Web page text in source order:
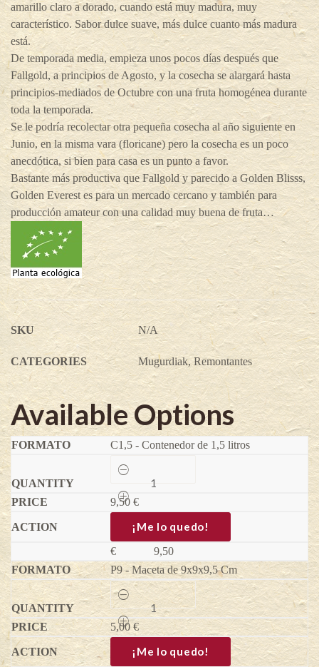
amarillo claro a dorado, cuando está muy madura, muy
característico. Sabor dulce suave, más dulce cuanto más madura
está.
De temporada media, empieza unos pocos días después que
Fallgold, a principios de Agosto, y la cosecha se alargará hasta
principios-mediados de Octubre con una fruta homogénea durante
toda la temporada.
Se le podría recolectar otra pequeña cosecha al año siguiente en
Junio, en la misma vara (floricane) pero la cosecha es un poco
anecdótica, si bien para casa es un punto a favor.
Bastante más productiva que Fallgold y parecido a Golden Blisss,
Golden Everest es para un mercado cercano y también para
producción amateur con una calidad muy buena de fruta…
SKU N/A
CATEGORIES Mugurdiak,Remontantes
Available Options
C1,5 - Contenedor de 1,5 litros
Frambuesa
amarilla
Golden
Everest
-
Rubus
idaeus
quantity
9,50 €
¡Me lo quedo!
€
9,50
P9 - Maceta de 9x9x9,5 Cm
Frambuesa
amarilla
Golden
Everest
-
Rubus
idaeus
5,00€
¡Me lo quedo!